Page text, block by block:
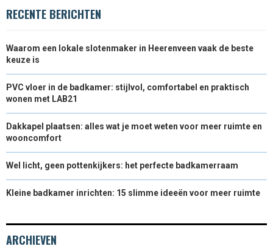
RECENTE BERICHTEN
Waarom een lokale slotenmaker in Heerenveen vaak de beste
keuze is
PVC vloer in de badkamer: stijlvol, comfortabel en praktisch
wonen met LAB21
Dakkapel plaatsen: alles wat je moet weten voor meer ruimte en
wooncomfort
Wel licht, geen pottenkijkers: het perfecte badkamerraam
Kleine badkamer inrichten: 15 slimme ideeën voor meer ruimte
ARCHIEVEN